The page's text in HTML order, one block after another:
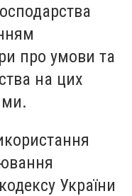
про умови та
на цих
України